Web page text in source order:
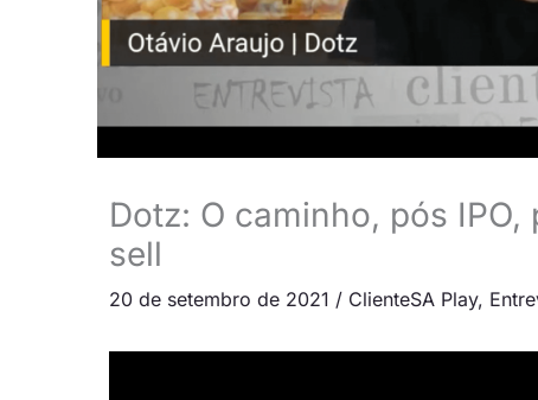
Dotz: O caminho, pós
sell
20 de setembro de 2021 / ClienteSA Play,